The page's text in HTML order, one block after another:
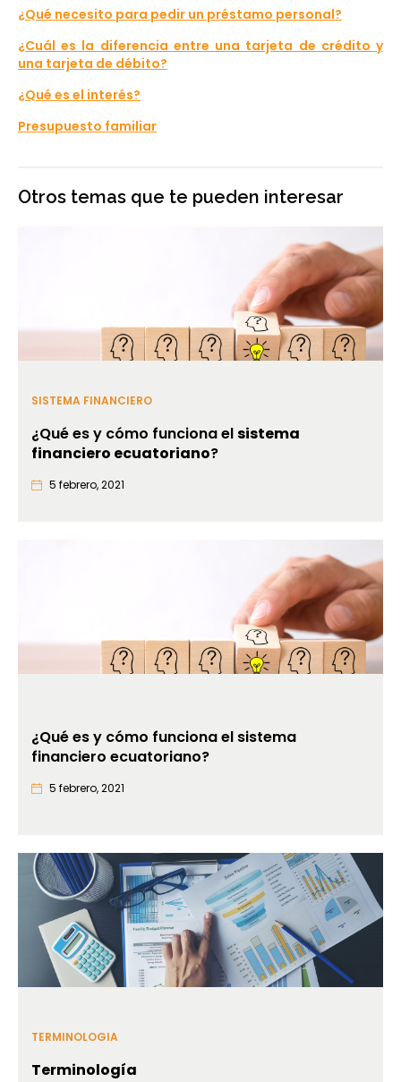
¿Qué necesito para pedir un préstamo personal?
¿Cuál es la diferencia entre una tarjeta de crédito y
una tarjeta de débito?
¿Qué es el interés?
Presupuesto familiar
Otros temas que te pueden interesar
SISTEMA FINANCIERO
¿Qué es y cómo funciona elsistema
financiero ecuatoriano?
5 febrero, 2021
¿Qué es y cómo funciona el sistema
financiero ecuatoriano?
5 febrero, 2021
TERMINOLOGIA
Terminología